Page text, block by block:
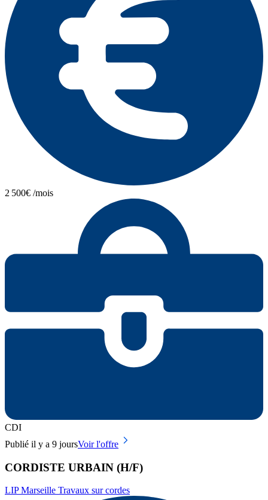
2 500€ /mois
CDI
Publié il y a 9 joursVoir l'offre
CORDISTE URBAIN (H/F)
LIP Marseille Travaux sur cordes